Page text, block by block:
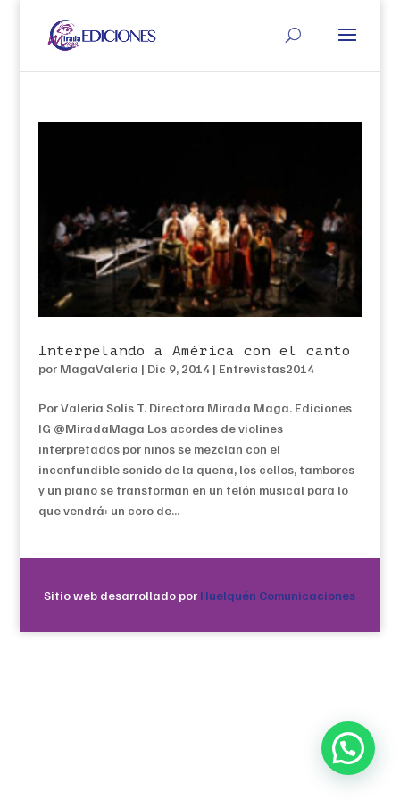
Interpelando a América con el canto
por MagaValeria | Dic 9, 2014| Entrevistas2014
Por Valeria Solís T. Directora Mirada Maga. Ediciones
IG @MiradaMaga Los acordes de violines
interpretados por niños se mezclan con el
inconfundible sonido de la quena, los cellos, tambores
y un piano se transforman en un telón musical para lo
que vendrá: un coro de...
Sitio web desarrollado por Huelquén Comunicaciones